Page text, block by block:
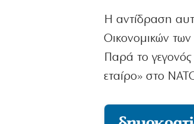
Η αντίδραση
Οικονομικών
Παρά το γεγονός
εταίρο» στο